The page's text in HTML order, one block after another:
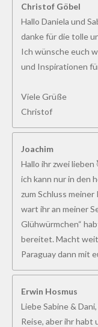
Christof Göbel
Hallo Daniela und
danke für die tolle
Ich wünsche euch
und Inspirationen
Viele Grüße
Christof
Joachim
Hallo ihr zwei lieben
ich kann nur in den
zum Schluss
wart ihr an meiner
Glühwürmchen“
bereitet. Macht
Paraguay dann mit
Erwin Hosmus
Liebe Sabine &
Reise, aber ihr